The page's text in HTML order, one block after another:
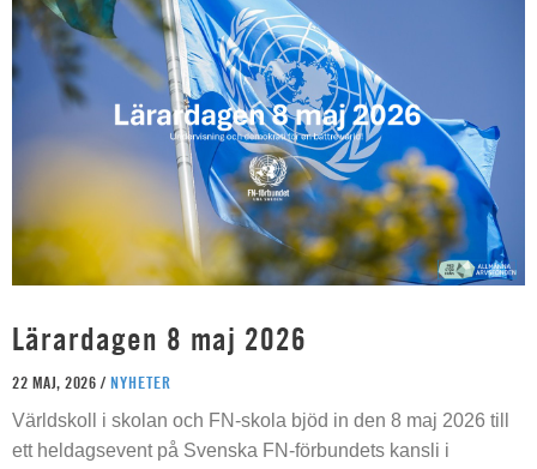
Lärardagen 8 maj 2026
22 MAJ, 2026 / NYHETER
Världskoll i skolan och FN-skola bjöd in den 8 maj 2026 till
ett heldagsevent på Svenska FN-förbundets kansli i